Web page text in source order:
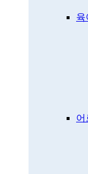
육
어